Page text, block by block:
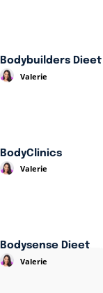
Bodybuilders Dieet
Valerie
BodyClinics
Valerie
Bodysense Dieet
Valerie